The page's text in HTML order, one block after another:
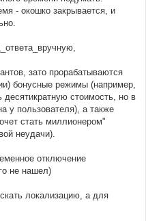
- окошко закрывается, и
зато прорабатываются
бонусные режимы (например,
стоимость, но в
у пользователя), а также
стать миллионером"
неудачи).
отключение
не нашел)
локализацию, а для